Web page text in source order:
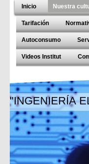
Inicio Nuestra
Tarifación
Autoconsumo
Videos Institut
"INGENIERÍA